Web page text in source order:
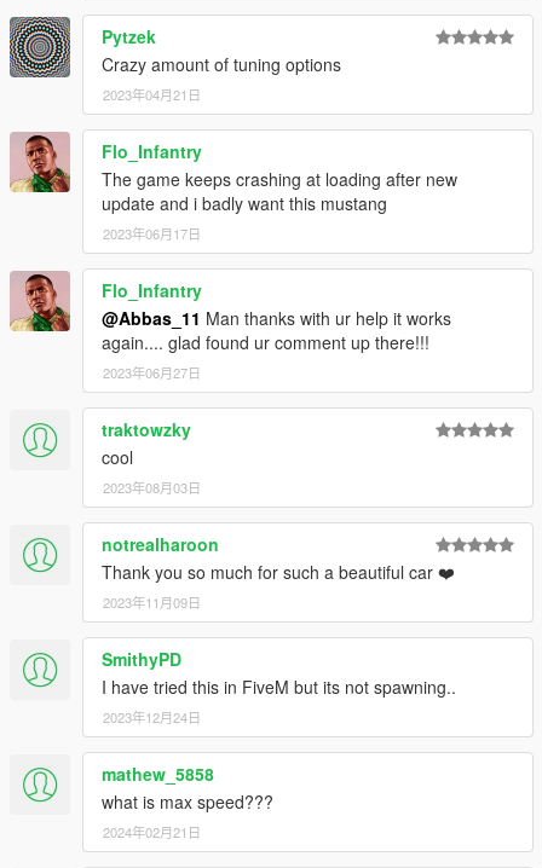
Pytzek
Crazy amount of tuning options
2023年04月21日
Flo_Infantry
The game keeps crashing at loading after new
update and i badly want this mustang
2023年06月17日
Flo_Infantry
@Abbas_11 Man thanks with ur help it works
again.... glad found ur comment up there!!!
2023年06月27日
traktowzky
cool
2023年08月03日
notrealharoon
Thank you so much for such a beautiful car ❤️
2023年11月09日
SmithyPD
I have tried this in FiveM but its not spawning..
2023年12月24日
mathew_5858
what is max speed???
2024年02月21日